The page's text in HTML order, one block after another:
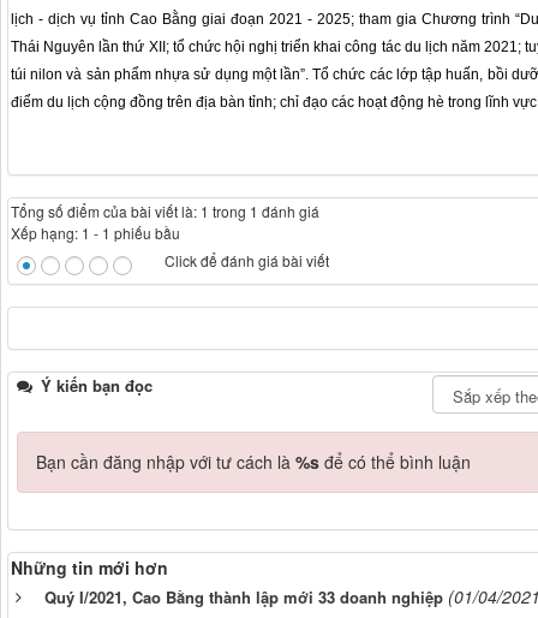
lịch - dịch vụ tỉnh Cao Bằng giai đoạn 2021 - 2025; tham gia Chương trình
Thái Nguyên lần thứ XII; tổ chức hội nghị triển khai công tác du lịch năm 2021;
túi nilon và sản phẩm nhựa sử dụng một lần”. Tổ chức các lớp tập huấn, bồi
điểm du lịch cộng đồng trên địa bàn tỉnh; chỉ đạo các hoạt động hè trong lĩnh
Tổng số điểm của bài viết là: 1 trong 1 đánh giá
Xếp hạng: 1 - 1 phiếu bầu
Click để đánh giá bài viết
Ý kiến bạn đọc
Bạn cần đăng nhập với tư cách là %s để có thể bình luận
Những tin mới hơn
Quý I/2021, Cao Bằng thành lập mới 33 doanh nghiệp (01/04/